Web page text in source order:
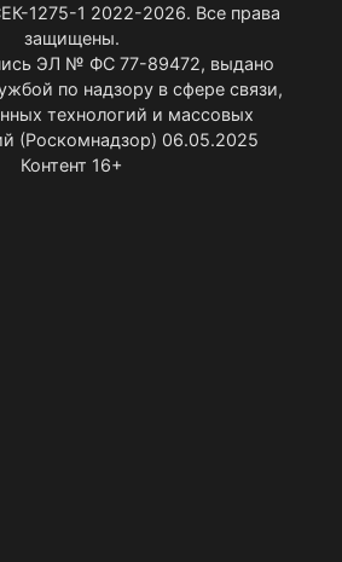
1275-1 2022-2026. Все права
защищены.
ЭЛ № ФС 77-89472, выдано
по надзору в сфере связи,
технологий и массовых
(Роскомнадзор) 06.05.2025
Контент 16+